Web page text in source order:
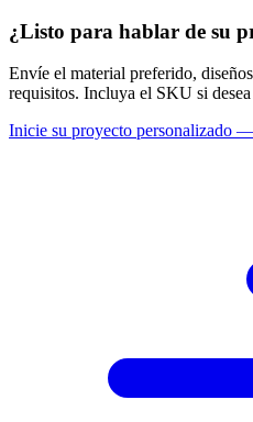
¿Listo para hablar de su
Envíe el material preferido,
requisitos. Incluya el SKU si
Inicie su proyecto personalizado